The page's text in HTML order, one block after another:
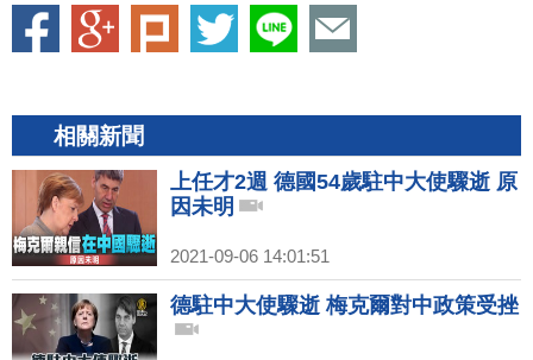
相關新聞
上任才2週 德國54歲駐中大使驟逝 原
因未明
2021-09-06 14:01:51
德駐中大使驟逝 梅克爾對中政策受挫